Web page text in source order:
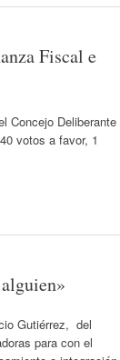
Fiscal e
Concejo Deliberante
votos a favor, 1
Gutiérrez, del
para con el